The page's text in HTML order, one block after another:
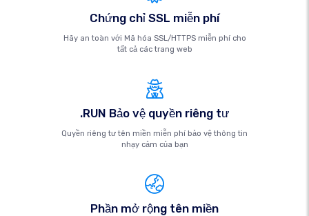
Chứng chỉ SSL miễn phí
Hãy an toàn với Mã hóa SSL/HTTPS miễn phí cho
tất cả các trang web
.RUN Bảo vệ quyền riêng tư
Quyền riêng tư tên miền miễn phí bảo vệ thông tin
nhạy cảm của bạn
Phần mở rộng tên miền